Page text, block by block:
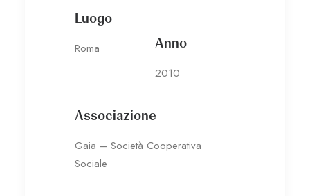
Luogo
Roma Anno
2010
Associazione
Gaia – Società Cooperativa
Sociale